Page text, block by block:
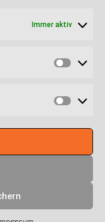
Immer aktiv
Wege Meinungen zur
E-Mailadresse
und
Theme:ColorNewsvon